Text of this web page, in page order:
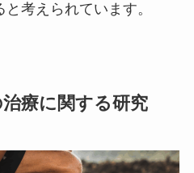
考えられています。
療に関する研究